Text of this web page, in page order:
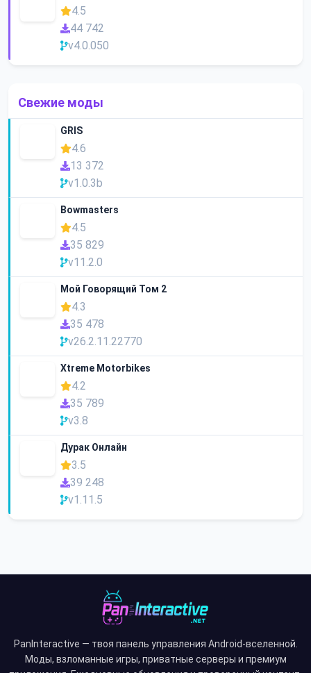
4.5
44 742
v4.0.050
Свежие моды
GRIS
4.6
13 372
v1.0.3b
Bowmasters
4.5
35 829
v11.2.0
Мой Говорящий Том 2
4.3
35 478
v26.2.11.22770
Xtreme Motorbikes
4.2
35 789
v3.8
Дурак Онлайн
3.5
39 248
v1.11.5
PanInteractive — твоя панель управления Android-вселенной.
Моды, взломанные игры, приватные серверы и премиум